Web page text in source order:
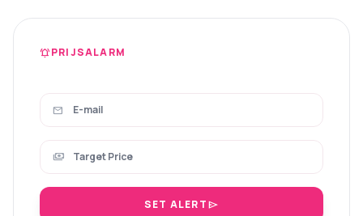
notifications_activePRIJSALARM
mail
payments
SET ALERTsend